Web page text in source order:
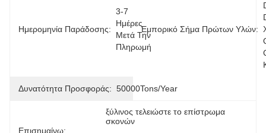
Ημερομηνία Παράδοσης:
3-7
Ημέρες
Μετά Την
Πληρωμή
Εμπορικό Σήμα Πρώτων Υλών:
Δυνατότητα Προσφοράς: 50000Tons/Year
Επισημαίνω:
ξύλινος τελειώστε το επίστρωμα
σκονών